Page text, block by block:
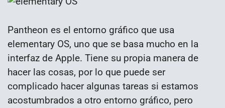
Pantheon es el entorno gráfico que usa
elementary OS, uno que se basa mucho en la
interfaz de Apple. Tiene su propia manera de
hacer las cosas, por lo que puede ser
complicado hacer algunas tareas si estamos
acostumbrados a otro entorno gráfico, pero